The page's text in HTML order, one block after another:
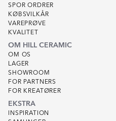
SPOR ORDRER
KØBSVILKÅR
VAREPRØVE
KVALITET
OM HILL CERAMIC
OM OS
LAGER
SHOWROOM
FOR PARTNERS
FOR KREATØRER
EKSTRA
INSPIRATION